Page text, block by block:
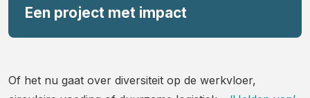
Een project met impact
Of het nu gaat over diversiteit op de werkvloer,